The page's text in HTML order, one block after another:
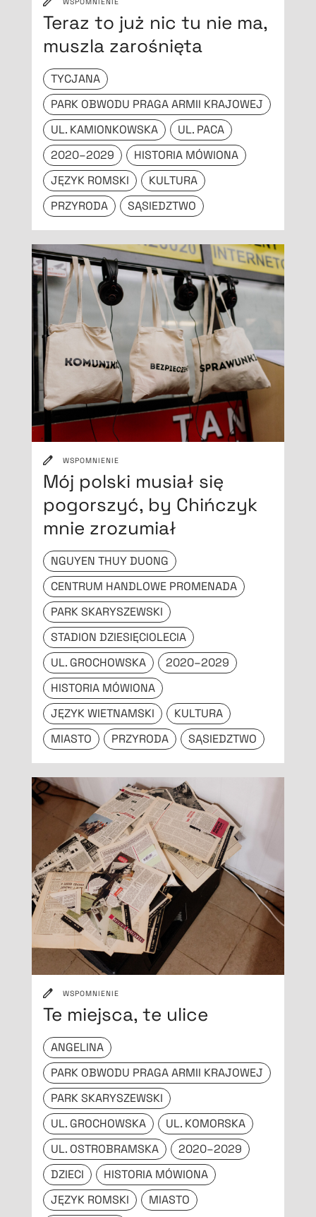
Teraz to już nic tu nie ma,
muszla zarośnięta
TYCJANA
PARK OBWODU PRAGA ARMII KRAJOWEJ
UL. KAMIONKOWSKA
UL. PACA
2020–2029
HISTORIA MÓWIONA
JĘZYK ROMSKI
KULTURA
PRZYRODA
SĄSIEDZTWO
WSPOMNIENIE
Mój polski musiał się
pogorszyć, by Chińczyk
mnie zrozumiał
NGUYEN THUY DUONG
CENTRUM HANDLOWE PROMENADA
PARK SKARYSZEWSKI
STADION DZIESIĘCIOLECIA
UL. GROCHOWSKA
2020–2029
HISTORIA MÓWIONA
JĘZYK WIETNAMSKI
KULTURA
MIASTO
PRZYRODA SĄSIEDZTWO
WSPOMNIENIE
Te miejsca, te ulice
ANGELINA
PARK OBWODU PRAGA ARMII KRAJOWEJ
PARK SKARYSZEWSKI
UL. GROCHOWSKA
UL. KOMORSKA
UL. OSTROBRAMSKA
2020–2029
DZIECI
HISTORIA MÓWIONA
JĘZYK ROMSKI
MIASTO